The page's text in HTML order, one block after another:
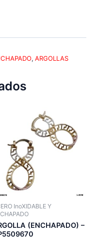
, ARGOLLAS
InoXIDABLE Y
(ENCHAPADO) –